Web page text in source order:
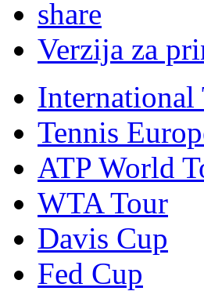
Verzija za
International
Tennis
ATP World
WTA Tour
Davis Cup
Fed Cup